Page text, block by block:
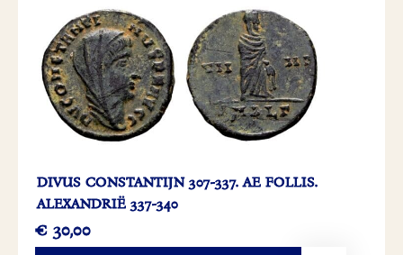
DIVUS CONSTANTIJN 307-337. AE FOLLIS.
ALEXANDRIË 337-340
€ 30,00